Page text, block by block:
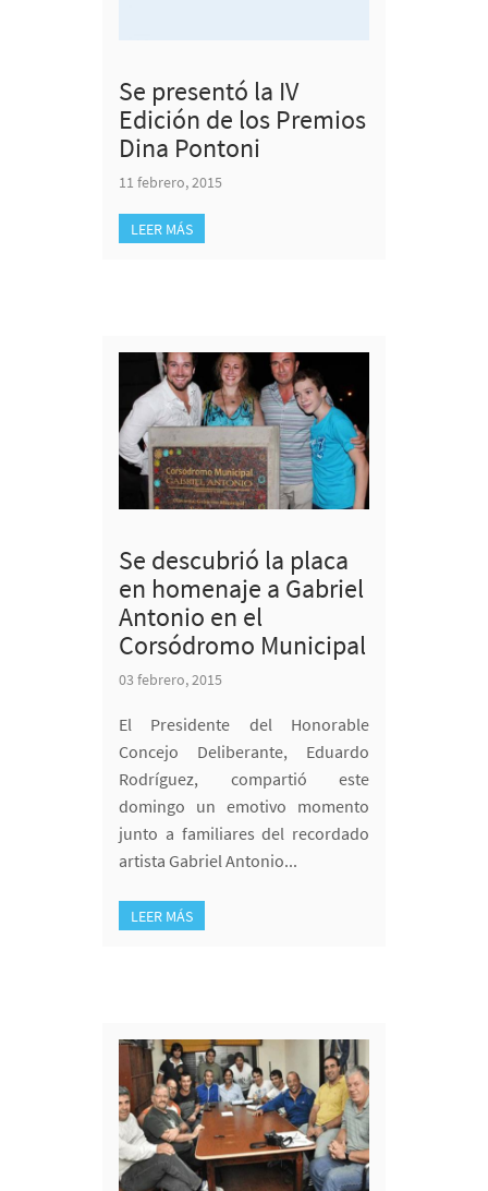
Se presentó la IV
Edición de los Premios
Dina Pontoni
11 febrero, 2015
LEER MÁS
Se descubrió la placa
en homenaje a Gabriel
Antonio en el
Corsódromo Municipal
03 febrero, 2015
El Presidente del Honorable
Concejo Deliberante, Eduardo
Rodríguez, compartió este
domingo un emotivo momento
junto a familiares del recordado
artista Gabriel Antonio...
LEER MÁS